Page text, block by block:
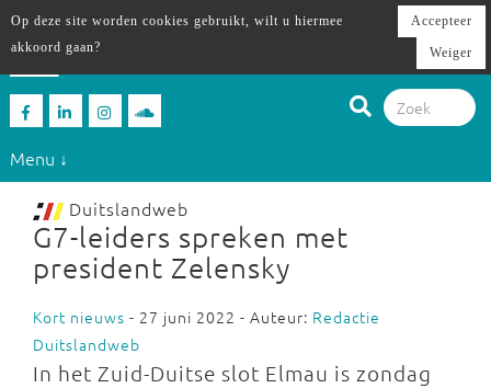
Menu ↓
Duitslandweb
G7-leiders spreken met
president Zelensky
Kort nieuws - 27 juni 2022 - Auteur: Redactie
Duitslandweb
In het Zuid-Duitse slot Elmau is zondag
Op deze site worden cookies gebruikt, wilt u hiermee
akkoord gaan?
Accepteer
Weiger